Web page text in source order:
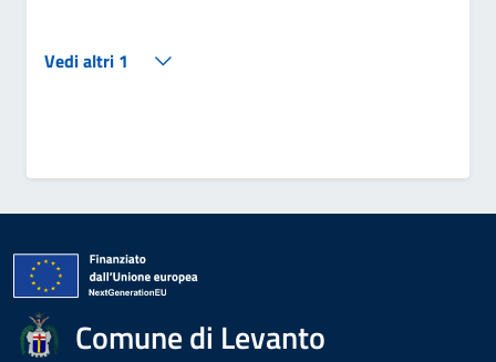
Vedi altri 1
Comune di Levanto